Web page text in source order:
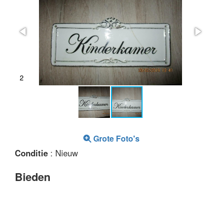
2
Grote Foto's
Conditie : Nieuw
Bieden